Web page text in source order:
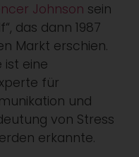
Johnson sein
das dann 1987
Markt erschien.
ist eine
für
und
von Stress
erkannte.